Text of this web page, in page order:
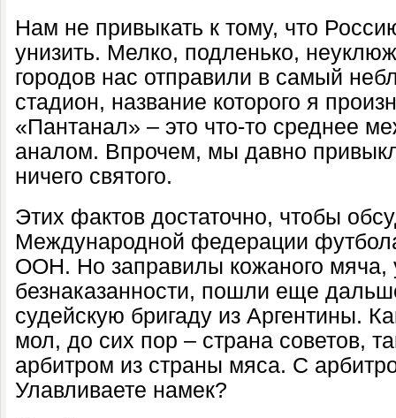
Нам не привыкать к тому, что
унизить. Мелко, подленько,
городов нас отправили в самый
стадион, название которого я
«Пантанал» – это что-то среднее
аналом. Впрочем, мы давно
ничего святого.
Этих фактов достаточно, чтобы
Международной федерации
ООН. Но заправилы кожаного мяча,
безнаказанности, пошли еще
судейскую бригаду из Аргентины.
мол, до сих пор – страна советов,
арбитром из страны мяса. С
Улавливаете намек?